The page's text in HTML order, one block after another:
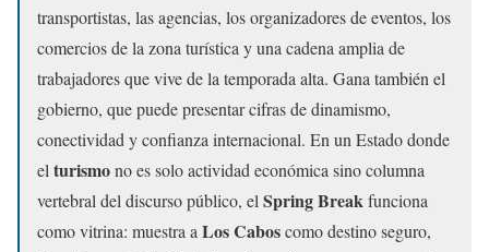
transportistas, las agencias, los organizadores de eventos, los
comercios de la zona turística y una cadena amplia de
trabajadores que vive de la temporada alta. Gana también el
gobierno, que puede presentar cifras de dinamismo,
conectividad y confianza internacional. En un Estado donde
el turismono es solo actividad económica sino columna
vertebral del discurso público, el Spring Breakfunciona
como vitrina: muestra a Los Caboscomo destino seguro,